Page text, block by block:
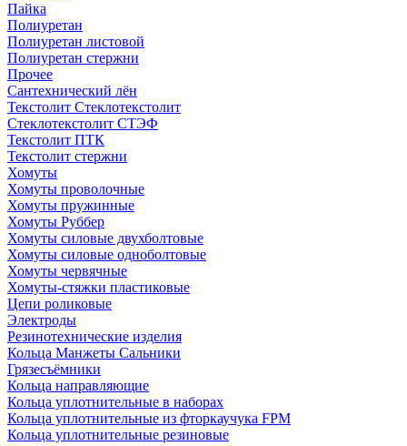
Пайка
Полиуретан
Полиуретан листовой
Полиуретан стержни
Прочее
Сантехнический лён
Текстолит Стеклотекстолит
Стеклотекстолит СТЭФ
Текстолит ПТК
Текстолит стержни
Хомуты
Хомуты проволочные
Хомуты пружинные
Хомуты Руббер
Хомуты силовые двухболтовые
Хомуты силовые одноболтовые
Хомуты червячные
Хомуты-стяжки пластиковые
Цепи роликовые
Электроды
Резинотехнические изделия
Кольца Манжеты Сальники
Грязесъёмники
Кольца направляющие
Кольца уплотнительные в наборах
Кольца уплотнительные из фторкаучука FPM
Кольца уплотнительные резиновые